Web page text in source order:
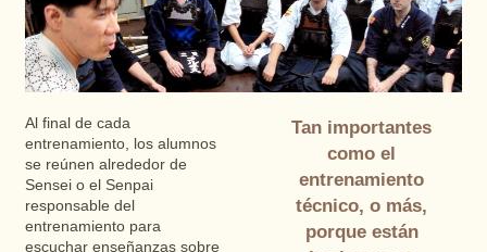
Tan importantes
como el
entrenamiento
técnico, o más,
porque están
Al final de cada
entrenamiento, los alumnos
se reúnen alrededor de
Sensei o el Senpai
responsable del
entrenamiento para
escuchar enseñanzas sobre